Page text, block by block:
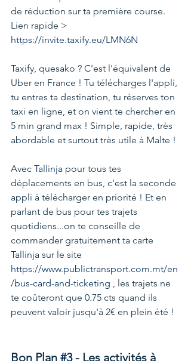
de réduction sur ta première course.
Lien rapide >
https://invite.taxify.eu/LMN6N
Taxify, quesako ? C'est l'équivalent de
Uber en France ! Tu télécharges l'appli,
tu entres ta destination, tu réserves ton
taxi en ligne, et on vient te chercher en
5 min grand max ! Simple, rapide, très
abordable et surtout très utile à Malte !
Avec Tallinja pour tous tes
déplacements en bus, c'est la seconde
appli à télécharger en priorité ! Et en
parlant de bus pour tes trajets
quotidiens...on te conseille de
commander gratuitement ta carte
Tallinja sur le site
https://www.publictransport.com.mt/en
/bus-card-and-ticketing , les trajets ne
te coûteront que 0.75 cts quand ils
peuvent valoir jusqu'à 2€ en plein été !
Bon Plan #3 - Les activités à